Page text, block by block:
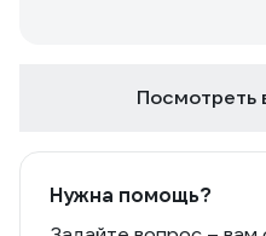
Посмотреть
Нужна помощь?